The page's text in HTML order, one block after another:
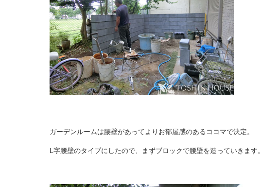
ガーデンルームは腰壁があってよりお部屋感のあるココマで決定。
L字腰壁のタイプにしたので、まずブロックで腰壁を造っていきます。